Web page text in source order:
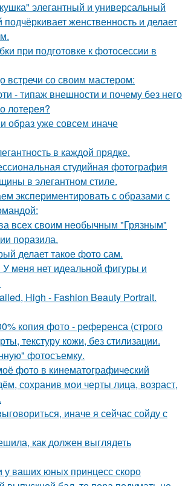
элегантный и универсальный
женственность и делает
при подготовке к фотосессии в
встречи со своим мастером:
- типаж внешности и почему без него
лотерея?
образ уже совсем иначе
в каждой прядке.
студийная фотография
в элегантном стиле.
экспериментировать с образами с
всех своим необычным "Грязным"
поразила.
делает такое фото сам.
меня нет идеальной фигуры и
High - Fashion Beauty Portrait.
копия фото - референса (строго
текстуру кожи, без стилизации.
фотосъемку.
фото в кинематографический
сохранив мои черты лица, возраст,
иначе я сейчас сойду с
как должен выглядеть
у ваших юных принцесс скоро